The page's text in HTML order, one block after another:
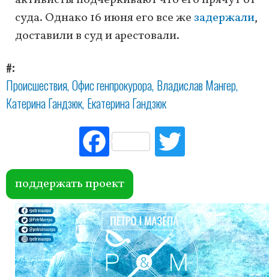
суда. Однако 16 июня его все же задержали,
доставили в суд и арестовали.
#
Происшествия Офис генпрокурора Владислав Мангер
Катерина Гандзюк Екатерина Гандзюк
Fac
ebo
ok
поддержать проект